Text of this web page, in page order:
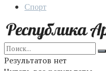
Спорт
Результатов нет